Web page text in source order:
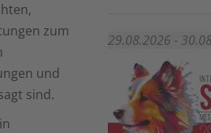
zum
und
sind.
29.08.2026 -